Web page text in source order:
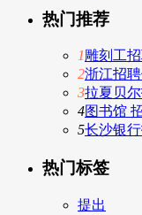
热门推荐
1 雕刻工
2浙江招
3拉夏贝
4图书馆
5长沙银
热门标签
提出